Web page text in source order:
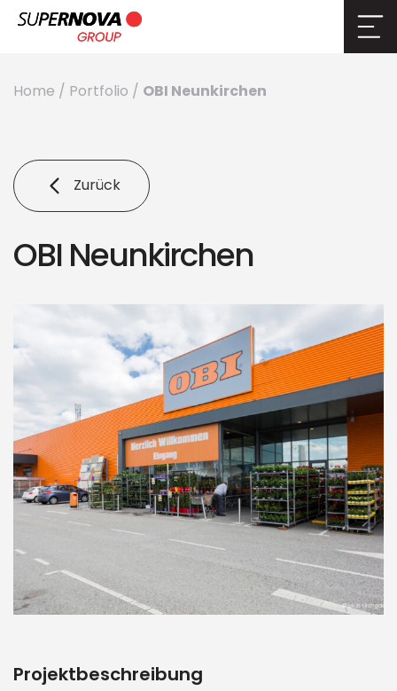
Home / Portfolio / OBI Neunkirchen
Zurück
OBI Neunkirchen
Projektbeschreibung